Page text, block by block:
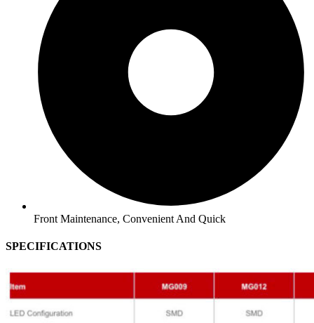
Front Maintenance, Convenient And Quick
SPECIFICATIONS